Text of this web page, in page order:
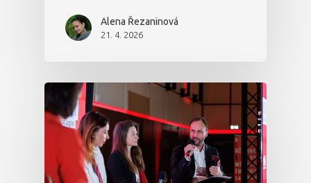
Alena Řezaninová
21. 4. 2026